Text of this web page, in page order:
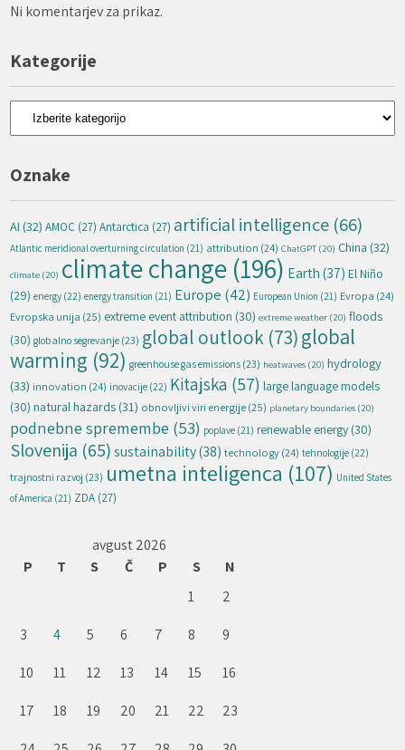
Ni komentarjev za prikaz.
Kategorije
Kategorije
Oznake
AI (32) AMOC (27) Antarctica (27) artificial intelligence (66)
Atlantic meridional overturning circulation (21) attribution (24) ChatGPT (20) China (32)
climate (20) climate change (196) Earth (37) El Niño
(29) energy (22) energy transition (21) Europe (42) European Union (21) Evropa (24)
Evropska unija (25) extreme event attribution (30) extreme weather (20) floods
(30) globalno segrevanje (23) global outlook (73)global
warming (92) greenhouse gas emissions (23) heatwaves (20) hydrology
(33) innovation (24) inovacije (22) Kitajska (57) large language models
(30) natural hazards (31) obnovljivi viri energije(25) planetary boundaries (20)
podnebne spremembe (53) poplave (21) renewable energy (30)
Slovenija (65) sustainability(38) technology(24) tehnologije (22)
trajnostni razvoj (23) umetna inteligenca (107) United States
of America (21) ZDA (27)
avgust 2026
P
T S Č P S
N
1
2
3
4 5 6 7 8
9
10
11 12 13 14 15
16
17
18 19 20 21 22
23